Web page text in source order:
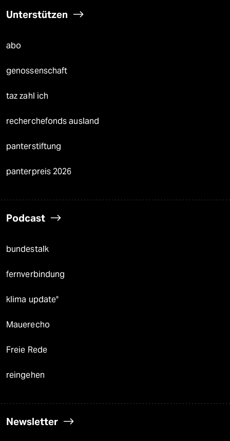
Unterstützen
abo
genossenschaft
taz zahl ich
recherchefonds ausland
panterstiftung
panterpreis 2026
Podcast
bundestalk
fernverbindung
klima update°
Mauerecho
Freie Rede
reingehen
Newsletter